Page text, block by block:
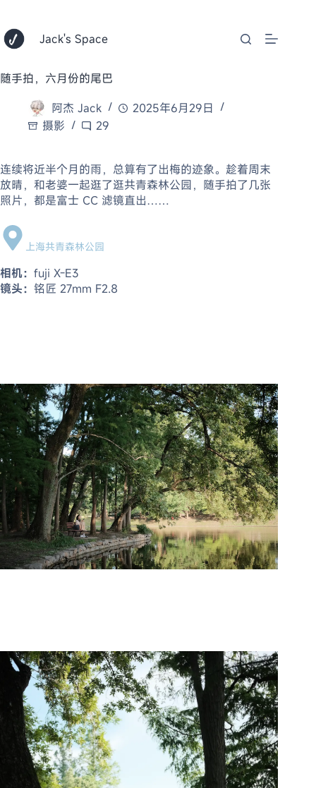
内
Jack's Space
随手拍，六月份的尾巴
阿杰 Jack
2025年6月29日
摄影
29
连续将近半个月的雨，总算有了出梅的迹象。趁着周末
放晴，和老婆一起逛了逛共青森林公园，随手拍了几张
照片，都是富士 CC 滤镜直出……
上海共青森林公园
相机： fuji X-E3
镜头： 铭匠 27mm F2.8